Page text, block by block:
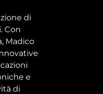
di
Con
Madico
e
di